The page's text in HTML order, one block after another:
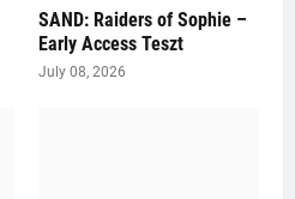
SAND: Raiders of Sophie –
Early Access Teszt
July 08, 2026